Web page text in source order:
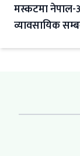
मस्कटमा नेपाल-
व्यावसायिक